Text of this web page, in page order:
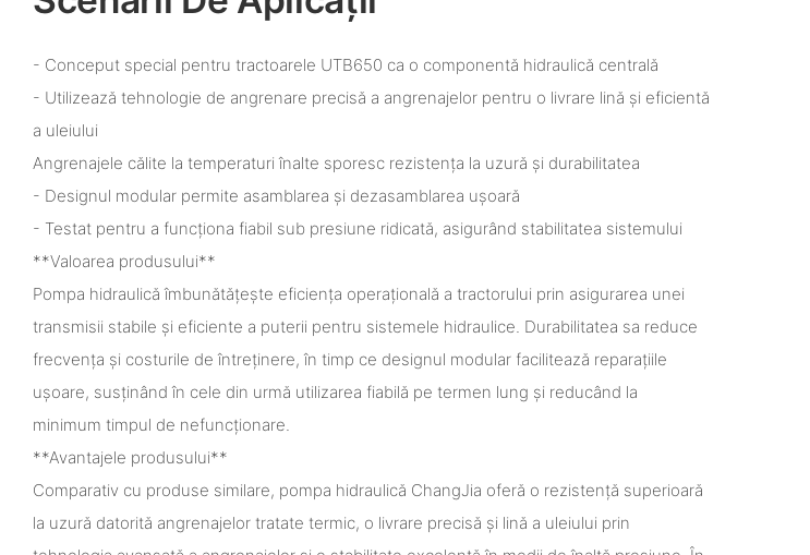
- Conceput special pentru tractoarele UTB650 ca o componentă hidraulică centrală
- Utilizează tehnologie de angrenare precisă a angrenajelor pentru o livrare lină și eficientă
a uleiului
Angrenajele călite la temperaturi înalte sporesc rezistența la uzură și durabilitatea
- Designul modular permite asamblarea și dezasamblarea ușoară
- Testat pentru a funcționa fiabil sub presiune ridicată, asigurând stabilitatea sistemului
**Valoarea produsului**
Pompa hidraulică îmbunătățește eficiența operațională a tractorului prin asigurarea unei
transmisii stabile și eficiente a puterii pentru sistemele hidraulice. Durabilitatea sa reduce
frecvența și costurile de întreținere, în timp ce designul modular facilitează reparațiile
ușoare, susținând în cele din urmă utilizarea fiabilă pe termen lung și reducând la
minimum timpul de nefuncționare.
**Avantajele produsului**
Comparativ cu produse similare, pompa hidraulică ChangJia oferă o rezistență superioară
la uzură datorită angrenajelor tratate termic, o livrare precisă și lină a uleiului prin